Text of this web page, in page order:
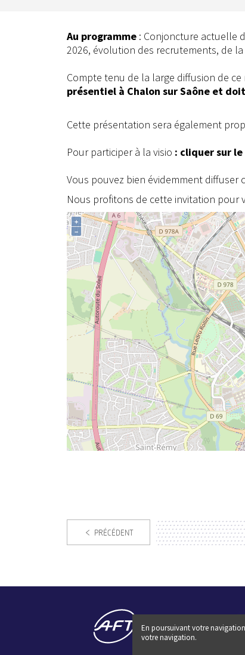
Au programme : Conjoncture actuelle
2026, évolution des recrutements, de
Compte tenu de la large diffusion de
présentiel à Chalon sur Saône et
Cette présentation sera également
Pour participer à la visio : cliquer sur le
Vous pouvez bien évidemment
Nous profitons de cette invitation pour
+
−
PRÉCÉDENT
En poursuivant votre
votre navigation.